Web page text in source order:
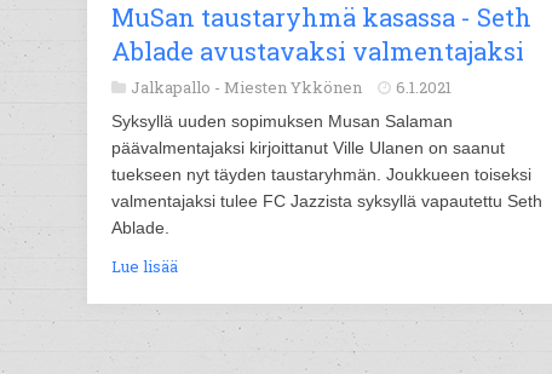
MuSan taustaryhmä kasassa - Seth
Ablade avustavaksi valmentajaksi
Jalkapallo - Miesten Ykkönen 6.1.2021
Syksyllä uuden sopimuksen Musan Salaman
päävalmentajaksi kirjoittanut Ville Ulanen on saanut
tuekseen nyt täyden taustaryhmän. Joukkueen toiseksi
valmentajaksi tulee FC Jazzista syksyllä vapautettu Seth
Ablade.
Lue lisää